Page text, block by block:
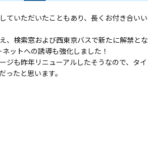
ていただいたこともあり、長くお付き合いい
、検索窓および西東京バスで新たに解禁とな
ットへの誘導も強化しました！
ジも昨年リニューアルしたそうなので、タイ
ったと思います。